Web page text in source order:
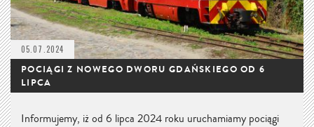
05.07.2024
POCIĄGI Z NOWEGO DWORU GDAŃSKIEGO OD 6
LIPCA
Informujemy, iż od 6 lipca 2024 roku uruchamiamy pociągi